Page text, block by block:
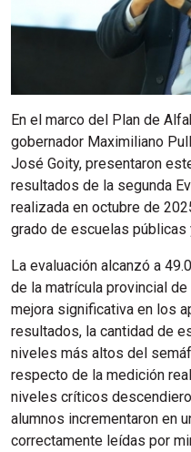
En el marco del Plan de
gobernador Maximiliano
José Goity, presentaron
resultados de la segunda
realizada en octubre de
grado de escuelas públicas
La evaluación alcanzó a
de la matrícula provincial
mejora significativa en los
resultados, la cantidad de
niveles más altos del
respecto de la medición
niveles críticos
alumnos incrementaron en
correctamente leídas por